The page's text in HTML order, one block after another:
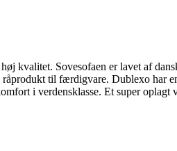
kvalitet. Sovesofaen er lavet af
til færdigvare. Dublexo har
i verdensklasse. Et super oplagt